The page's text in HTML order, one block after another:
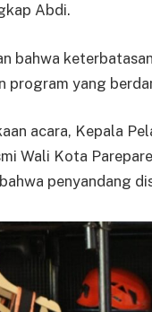
Abdi.
bahwa
program yang
acara, Kepala
Wali Kota
penyandang